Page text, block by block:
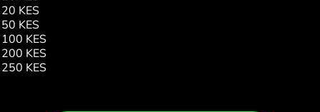
20 KES
50 KES
100 KES
200 KES
250 KES